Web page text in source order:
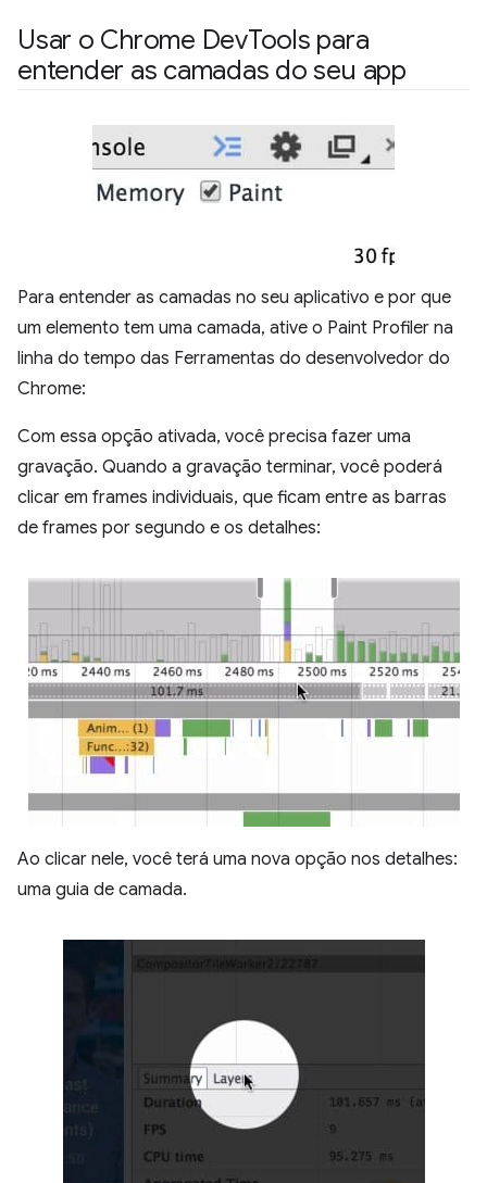
Usar o Chrome DevTools para
entender as camadas do seu app
Para entender as camadas no seu aplicativo e por que
um elemento tem uma camada, ative o Paint Profiler na
linha do tempo das Ferramentas do desenvolvedor do
Chrome:
Com essa opção ativada, você precisa fazer uma
gravação. Quando a gravação terminar, você poderá
clicar em frames individuais, que ficam entre as barras
de frames por segundo e os detalhes:
Ao clicar nele, você terá uma nova opção nos detalhes:
uma guia de camada.